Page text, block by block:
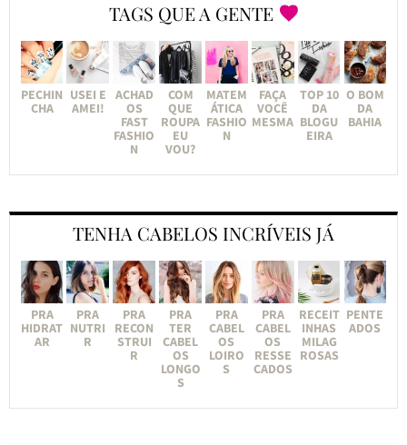
TAGS QUE A GENTE
PECHIN
CHA
USEI E
AMEI!
ACHAD
OS
FAST
FASHIO
N
COM
QUE
ROUPA
EU
VOU?
MATEM
ÁTICA
FASHIO
N
FAÇA
VOCÊ
MESMA
TOP 10
DA
BLOGU
EIRA
O BOM
DA
BAHIA
TENHA CABELOS INCRÍVEIS JÁ
PRA
HIDRAT
AR
PRA
NUTRI
R
PRA
RECON
STRUI
R
PRA
TER
CABEL
OS
LONGO
S
PRA
CABEL
OS
LOIRO
S
PRA
CABEL
OS
RESSE
CADOS
RECEIT
INHAS
MILAG
ROSAS
PENTE
ADOS